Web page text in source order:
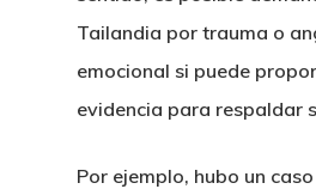
Tailandia por trauma o
emocional si puede
evidencia para respaldar
Por ejemplo, hubo un